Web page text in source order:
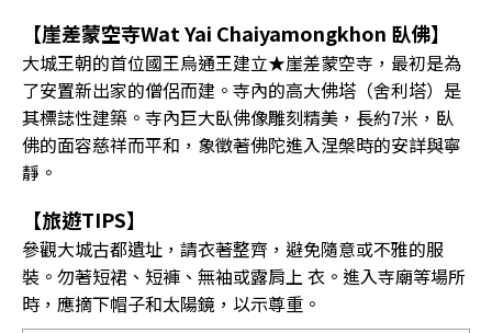
【崖差蒙空寺Wat Yai Chaiyamongkhon 臥佛】
大城王朝的首位國王烏通王建立★崖差蒙空寺，最初是為
了安置新出家的僧侶而建。寺內的高大佛塔（舍利塔）是
其標誌性建築。寺內巨大臥佛像雕刻精美，長約7米，臥
佛的面容慈祥而平和，象徵著佛陀進入涅槃時的安詳與寧
靜。
【旅遊TIPS】
參觀大城古都遺址，請衣著整齊，避免隨意或不雅的服
裝。勿著短裙、短褲、無袖或露肩上 衣。進入寺廟等場所
時，應摘下帽子和太陽鏡，以示尊重。